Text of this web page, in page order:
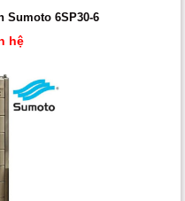
Sumoto 6SP30-6
hệ